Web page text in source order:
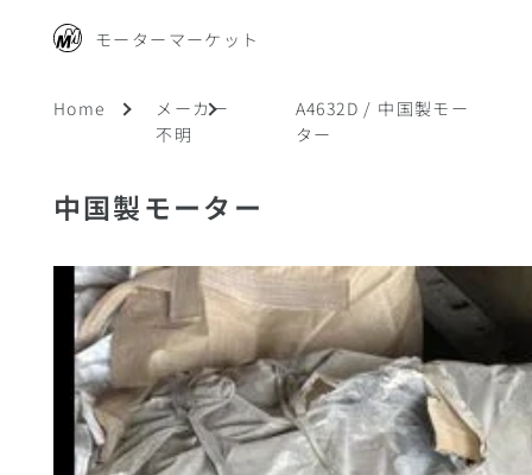
モーターマーケット
Home
メーカー
不明
A4632D / 中国製モー
ター
中国製モーター